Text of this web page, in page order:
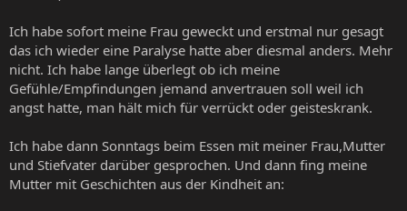
Ich habe sofort meine Frau geweckt und erstmal nur gesagt
das ich wieder eine Paralyse hatte aber diesmal anders. Mehr
nicht. Ich habe lange überlegt ob ich meine
Gefühle/Empfindungen jemand anvertrauen soll weil ich
angst hatte, man hält mich für verrückt oder geisteskrank.
Ich habe dann Sonntags beim Essen mit meiner Frau,Mutter
und Stiefvater darüber gesprochen. Und dann fing meine
Mutter mit Geschichten aus der Kindheit an: